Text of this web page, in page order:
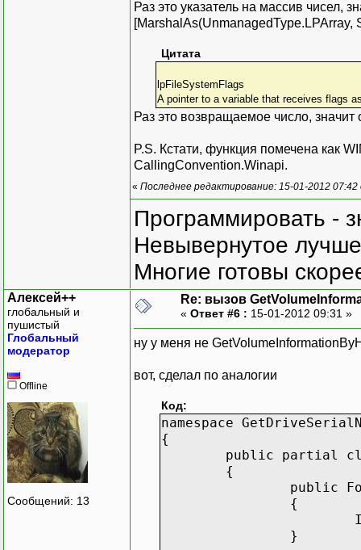
Раз это указатель на массив чисел,
[MarshalAs(UnmanagedType.LPArray,
Цитата
lpFileSystemFlags
A pointer to a variable that receives flags
Раз это возвращаемое число, значит
P.S. Кстати, функция помечена как
CallingConvention.Winapi.
« Последнее редактирование: 15-01-2012
Программировать -
Невывернутое
Многие готовы
Алексей++
глобальный и
пушистый
Глобальный
модератор
Offline
Сообщений: 13
Re: вызов
« Ответ #6 : 15-01-2012 09:31 »
ну у меня не
вот, сделал по аналогии
Код:
namespace
{
public partial
{
public
{
}